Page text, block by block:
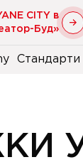
CITY в
Буд»
Стандарти